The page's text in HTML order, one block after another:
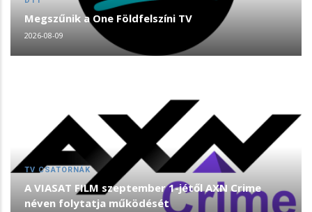
Megszűnik a One Földfelszíni TV
2026-08-09
TV CSATORNÁK
A VIASAT FILM szeptember 1-jétől AXN Crime
néven folytatja működését